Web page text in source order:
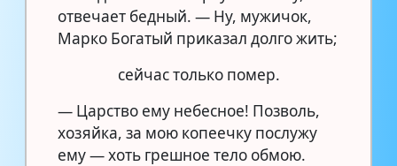
отвечает бедный. — Ну, мужичок,
Марко Богатый приказал долго жить;
сейчас только помер.
— Царство ему небесное! Позволь,
хозяйка, за мою копеечку послужу
ему — хоть грешное тело обмою.